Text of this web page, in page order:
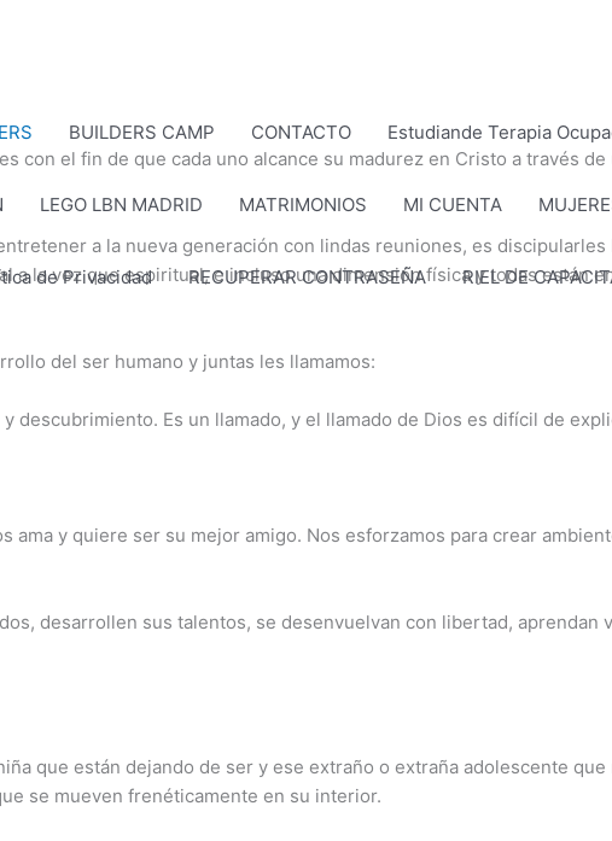
BUILDERS CAMP CONTACTO Estudiande Terapia
LEGO LBN MADRID MATRIMONIOS MI CUENTA
de Privacidad RECUPERAR CONTRASEÑA RIEL DE
con el fin de que cada uno alcance su madurez en Cristo a través
a la nueva generación con lindas reuniones, es
la vez que espiritual, e incluso una dimensión física y todas están
del ser humano y juntas les llamamos:
descubrimiento. Es un llamado, y el llamado de Dios es difícil de
y quiere ser su mejor amigo. Nos esforzamos para crear
desarrollen sus talentos, se desenvuelvan con libertad, aprendan
que están dejando de ser y ese extraño o extraña adolescente
se mueven frenéticamente en su interior.